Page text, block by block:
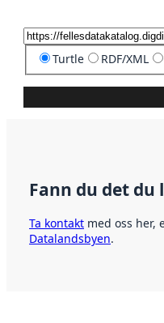
Turtle RDF/XML
Fann du det du
Ta kontakt med oss her,
Datalandsbyen.